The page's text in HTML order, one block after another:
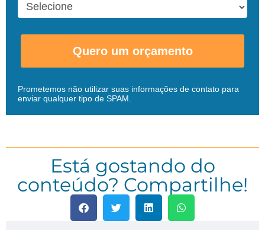
Quero um orçamento
Prometemos não utilizar suas informações de contato para
enviar qualquer tipo de SPAM.
Está gostando do
conteúdo? Compartilhe!